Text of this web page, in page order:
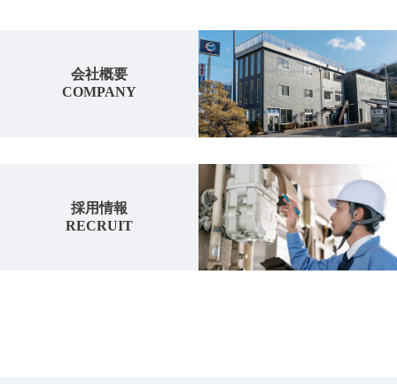
会社概要
COMPANY
採用情報
RECRUIT